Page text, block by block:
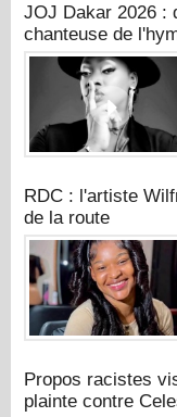
JOJ Dakar 2026 :
chanteuse de
RDC : l'artiste
de la route
Propos racistes
plainte contre